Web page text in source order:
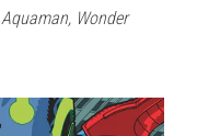
Wonder